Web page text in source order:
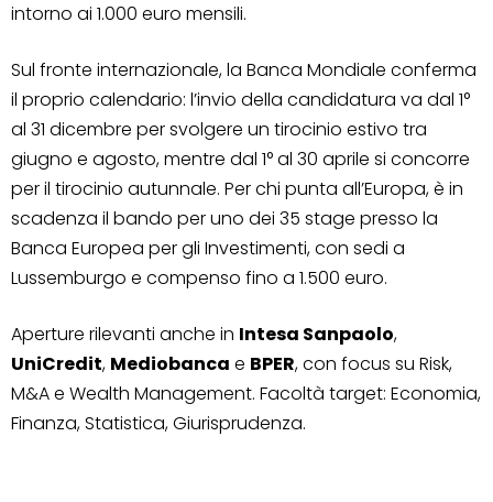
intorno ai 1.000 euro mensili.
Sul fronte internazionale, la Banca Mondiale conferma
il proprio calendario: l’invio della candidatura va dal 1°
al 31 dicembre per svolgere un tirocinio estivo tra
giugno e agosto, mentre dal 1° al 30 aprile si concorre
per il tirocinio autunnale. Per chi punta all’Europa, è in
scadenza il bando per uno dei 35 stage presso la
Banca Europea per gli Investimenti, con sedi a
Lussemburgo e compenso fino a 1.500 euro.
Aperture rilevanti anche in Intesa Sanpaolo,
UniCredit, Mediobanca e BPER, con focus su Risk,
M&A e Wealth Management. Facoltà target: Economia,
Finanza, Statistica, Giurisprudenza.